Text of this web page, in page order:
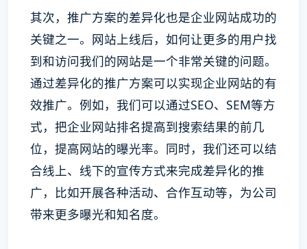
其次，推广方案的差异化也是企业网站成功的
关键之一。网站上线后，如何让更多的用户找
到和访问我们的网站是一个非常关键的问题。
通过差异化的推广方案可以实现企业网站的有
效推广。例如，我们可以通过SEO、SEM等方
式，把企业网站排名提高到搜索结果的前几
位，提高网站的曝光率。同时，我们还可以结
合线上、线下的宣传方式来完成差异化的推
广，比如开展各种活动、合作互动等，为公司
带来更多曝光和知名度。